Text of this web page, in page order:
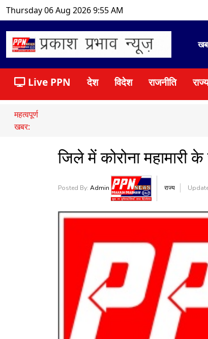
Thursday 06 Aug 2026 9:55 AM
Live PPN देश विदेश राजनीति
महत्वपूर्ण
खबर:
जिले में कोरोना
Posted By: Admin राज्य